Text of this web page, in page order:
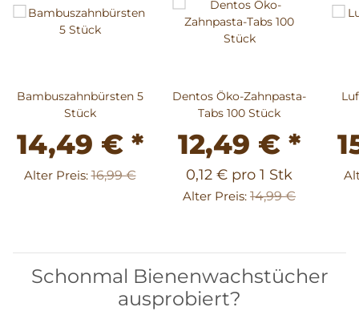
Bambuszahnbürsten 5
Stück
14,49 € *
Alter Preis:16,99 €
Dentos Öko-Zahnpasta-
Tabs 100 Stück
12,49 € *
0,12 € pro 1 Stk
Alter Preis: 14,99 €
Schonmal Bienenwachstücher
ausprobiert?